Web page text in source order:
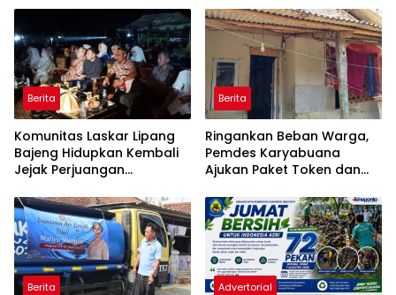
Berita
Komunitas Laskar Lipang
Bajeng Hidupkan Kembali
Jejak Perjuangan
Wabup Takalar: Apresiasi
Bahwa Sejarah Adalah
Warisan yang Tak Ternilai”.
Berita
Ringankan Beban Warga,
Pemdes Karyabuana
Ajukan Paket Token dan
PLN
Berita Advertorial